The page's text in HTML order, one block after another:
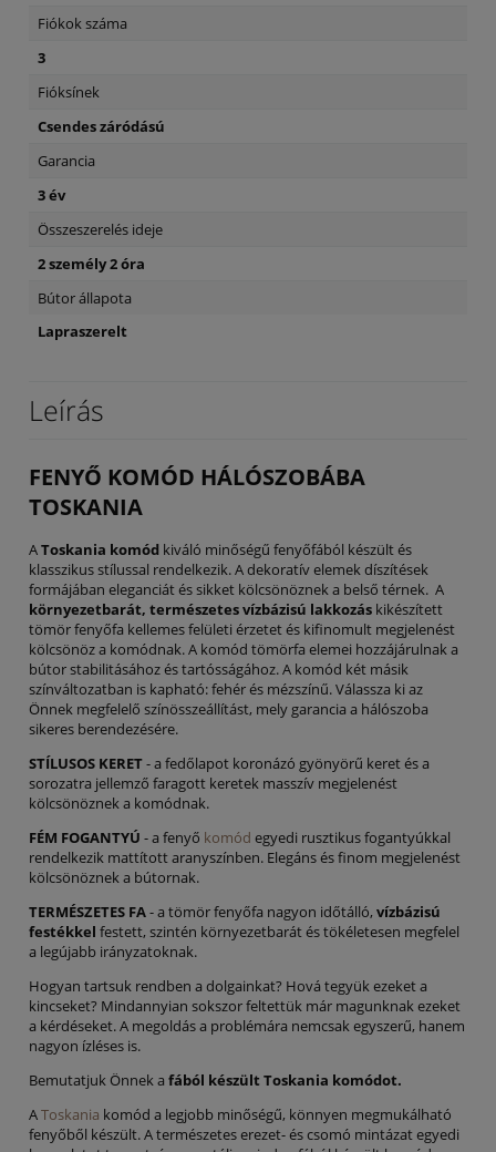
Fiókok száma
3
Fióksínek
Csendes záródású
Garancia
3 év
Összeszerelés ideje
2 személy 2 óra
Bútor állapota
Lapraszerelt
Leírás
FENYŐ KOMÓD HÁLÓSZOBÁBA
TOSKANIA
AToskania komód kiváló minőségű fenyőfából készült és
klasszikus stílussal rendelkezik. A dekoratív elemek díszítések
formájában eleganciát és sikket kölcsönöznek a belső térnek. A
környezetbarát, természetes vízbázisú lakkozás kikészített
tömör fenyőfa kellemes felületi érzetet és kifinomult megjelenést
kölcsönöz a komódnak. A komód tömörfa elemei hozzájárulnak a
bútor stabilitásához és tartósságához. A komód két másik
színváltozatban is kapható: fehér és mézszínű. Válassza ki az
Önnek megfelelő színösszeállítást, mely garancia a hálószoba
sikeres berendezésére.
STÍLUSOS KERET- a fedőlapot koronázó gyönyörű keret és a
sorozatra jellemző faragott keretek masszív megjelenést
kölcsönöznek a komódnak.
FÉM FOGANTYÚ - a fenyő komód egyedi rusztikus fogantyúkkal
rendelkezik mattított aranyszínben. Elegáns és finom megjelenést
kölcsönöznek a bútornak.
TERMÉSZETES FA- a tömör fenyőfa nagyon időtálló, vízbázisú
festékkel festett, szintén környezetbarát és tökéletesen megfelel
a legújabb irányzatoknak.
Hogyan tartsuk rendben a dolgainkat? Hová tegyük ezeket a
kincseket? Mindannyian sokszor feltettük már magunknak ezeket
a kérdéseket. A megoldás a problémára nemcsak egyszerű, hanem
nagyon ízléses is.
Bemutatjuk Önnek a fából készült Toskania komódot.
AToskania komód a legjobb minőségű, könnyen megmukálható
fenyőből készült. A természetes erezet- és csomó mintázat egyedi